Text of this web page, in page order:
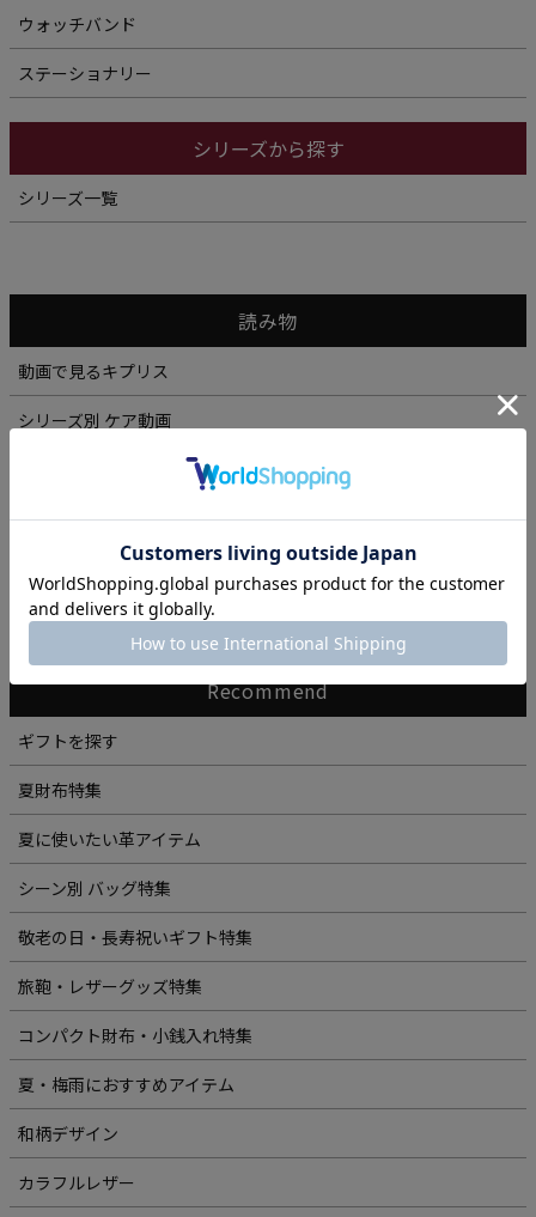
ウォッチバンド
ステーショナリー
シリーズから探す
シリーズ一覧
読み物
動画で見るキプリス
シリーズ別 ケア動画
インタビュー「VOICE」
大人のスタイルコーディネート
実は革ってサステナブル
Recommend
ギフトを探す
夏財布特集
夏に使いたい革アイテム
シーン別 バッグ特集
敬老の日・長寿祝いギフト特集
旅鞄・レザーグッズ特集
コンパクト財布・小銭入れ特集
夏・梅雨におすすめアイテム
和柄デザイン
カラフルレザー